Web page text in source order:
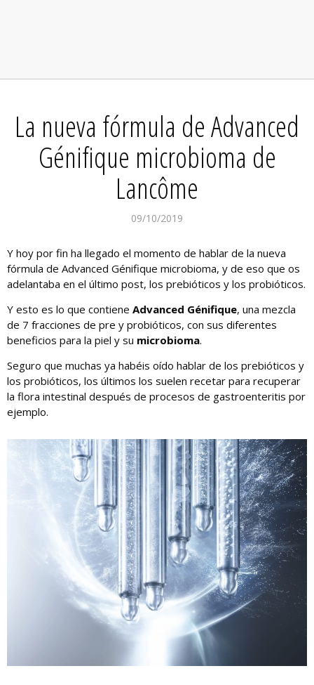
La nueva fórmula de Advanced
Génifique microbioma de
Lancôme
09/10/2019
Y hoy por fin ha llegado el momento de hablar de la nueva
fórmula de Advanced Génifique microbioma, y de eso que os
adelantaba en el último post, los prebióticos y los probióticos.
Y esto es lo que contiene Advanced Génifique, una mezcla
de 7 fracciones de pre y probióticos, con sus diferentes
beneficios para la piel y su microbioma.
Seguro que muchas ya habéis oído hablar de los prebióticos y
los probióticos, los últimos los suelen recetar para recuperar
la flora intestinal después de procesos de gastroenteritis por
ejemplo.